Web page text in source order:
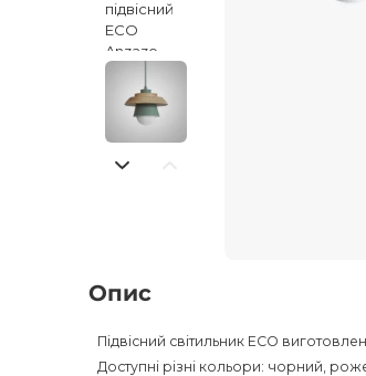
Опис
Підвісний світильник ECO
Доступні різні кольори: чорний,